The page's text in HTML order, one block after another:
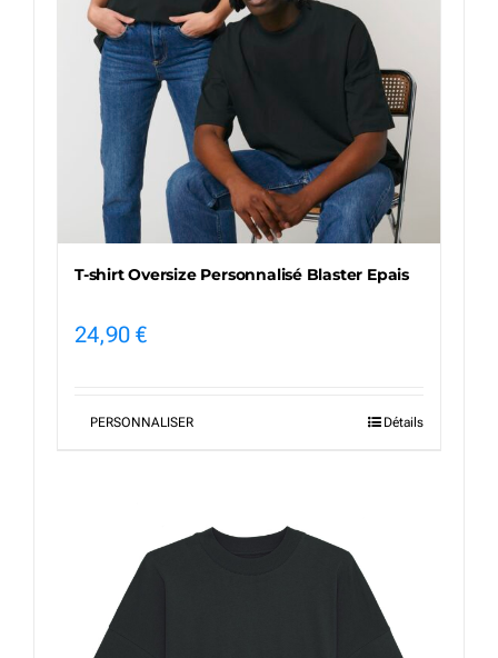
T-shirt Oversize Personnalisé Blaster Epais
24,90€
PERSONNALISER Détails